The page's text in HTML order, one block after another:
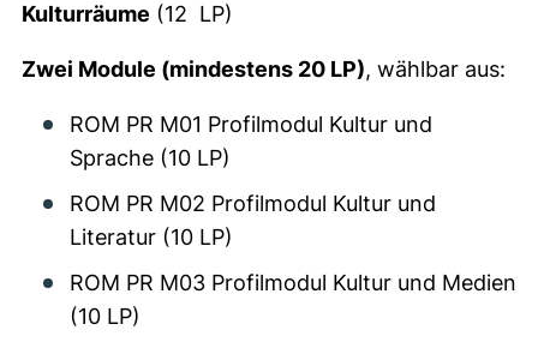
Kulturräume (12 LP)
Zwei Module (mindestens 20 LP), wählbar aus:
ROM PR M01 Profilmodul Kultur und
Sprache (10 LP)
ROM PR M02 Profilmodul Kultur und
Literatur (10 LP)
ROM PR M03 Profilmodul Kultur und Medien
(10 LP)